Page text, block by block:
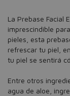
La Prebase Facial
imprescindible
pieles, esta
refrescar tu piel,
tu piel se sentirá
Entre otros
agua de aloe,